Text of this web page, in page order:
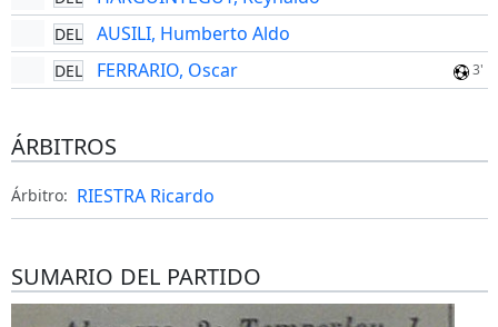
DEL AUSILI, Humberto Aldo
DEL FERRARIO, Oscar 3'
ÁRBITROS
Árbitro: RIESTRA Ricardo
SUMARIO DEL PARTIDO